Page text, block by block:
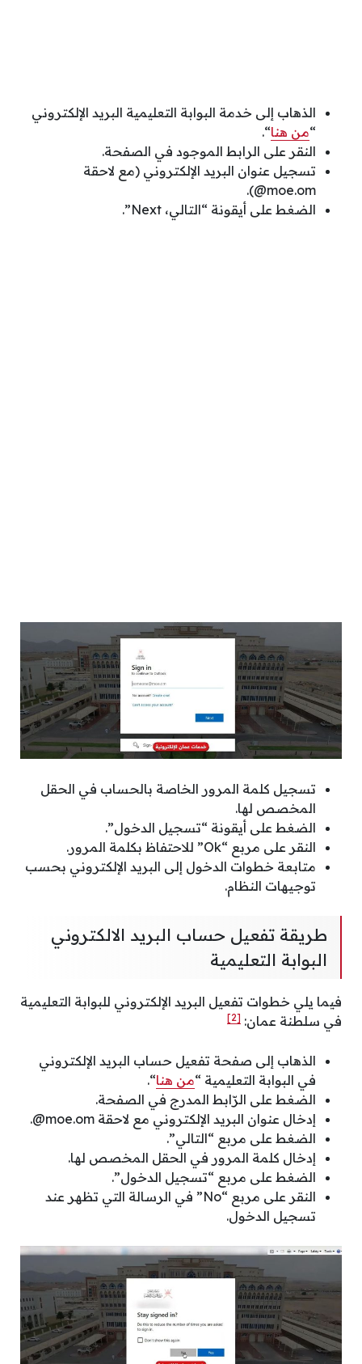
الذهاب إلى خدمة البوابة التعليمية البريد الإلكتروني
“من هنا“.
النقر على الرابط الموجود في الصفحة.
تسجيل عنوان البريد الإلكتروني (مع لاحقة
moe.om@).
الضغط على أيقونة “التالي، Next”.
تسجيل كلمة المرور الخاصة بالحساب في الحقل
المخصص لها.
الضغط على أيقونة “تسجيل الدخول”.
النقر على مربع “Ok” للاحتفاظ بكلمة المرور.
متابعة خطوات الدخول إلى البريد الإلكتروني بحسب
توجيهات النظام.
طريقة تفعيل حساب البريد الالكتروني
البوابة التعليمية
فيما يلي خطوات تفعيل البريد الإلكتروني للبوابة التعليمية
في سلطنة عمان: [2]
الذهاب إلى صفحة تفعيل حساب البريد الإلكتروني
في البوابة التعليمية “من هنا“.
الضغط على الرّابط المدرج في الصفحة.
إدخال عنوان البريد الإلكتروني مع لاحقة moe.om@.
الضغط على مربع “التالي”.
إدخال كلمة المرور في الحقل المخصص لها.
الضغط على مربع “تسجيل الدخول”.
النقر على مربع “No” في الرسالة التي تظهر عند
تسجيل الدخول.